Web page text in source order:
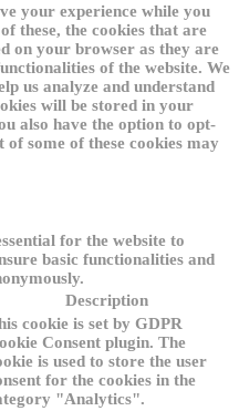
your experience while you
these, the cookies that are
on your browser as they are
of the website. We
us analyze and understand
will be stored in your
also have the option to opt-
some of these cookies may
for the website to
basic functionalities and
Description
cookie is set by GDPR
Consent plugin. The
is used to store the user
for the cookies in the
"Analytics".